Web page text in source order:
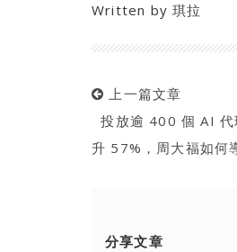
Written by琪拉
上一篇文章
投放逾 400 個 AI 代
升 57%，周大福如何
分享文章